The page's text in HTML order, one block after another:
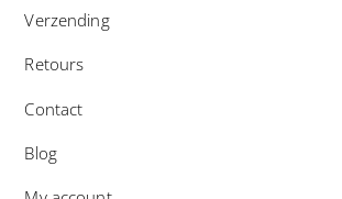
Verzending
Retours
Contact
Blog